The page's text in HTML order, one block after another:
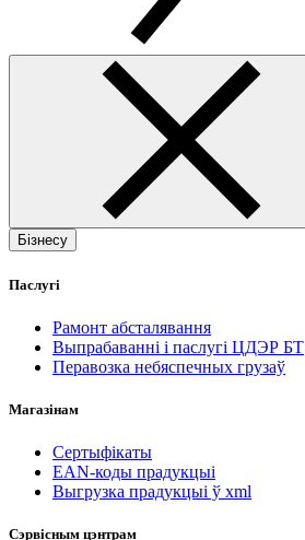
Бізнесу
Паслугі
Рамонт абсталявання
Выпрабаванні і паслугі ЦДЭР БТ
Перавозка небяспечных грузаў
Магазінам
Сертыфікаты
EAN-коды прадукцыі
Выгрузка прадукцыі ў xml
Сэрвісным цэнтрам